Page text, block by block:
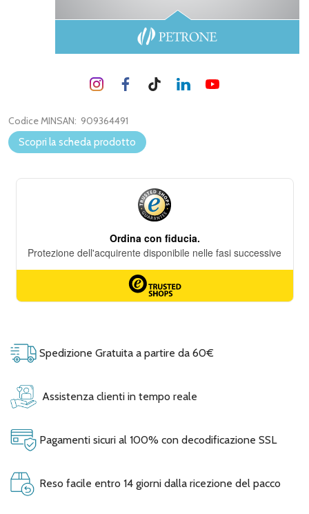
Codice MINSAN: 909364491
Scopri la scheda prodotto
Spedizione Gratuita a partire da 60€
Assistenza clienti in tempo reale
Pagamenti sicuri al 100% con decodificazione SSL
Reso facile entro 14 giorni dalla ricezione del pacco